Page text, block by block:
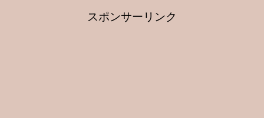
スポンサーリンク